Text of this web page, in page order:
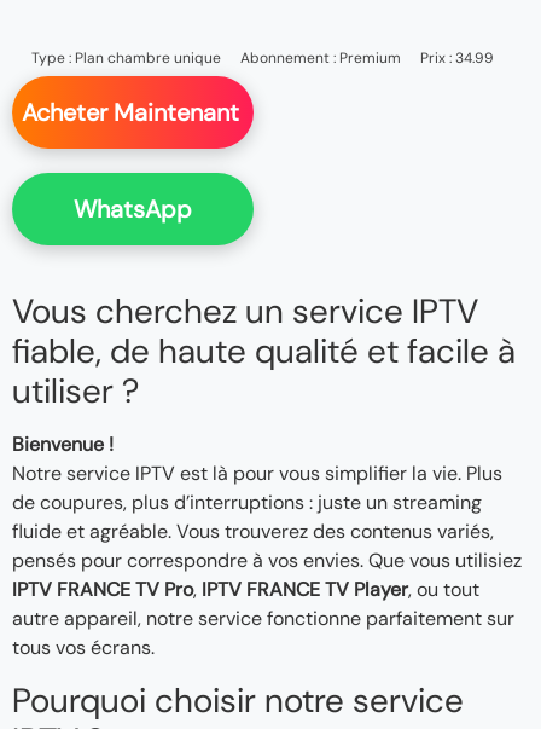
Type : Plan chambre unique Abonnement : Premium Prix : 34.99
Acheter Maintenant
WhatsApp
Vous cherchez un service IPTV
fiable, de haute qualité et facile à
utiliser ?
Bienvenue !
Notre service IPTV est là pour vous simplifier la vie. Plus
de coupures, plus d’interruptions : juste un streaming
fluide et agréable. Vous trouverez des contenus variés,
pensés pour correspondre à vos envies. Que vous utilisiez
IPTV FRANCE TV Pro, IPTV FRANCE TV Player, ou tout
autre appareil, notre service fonctionne parfaitement sur
tous vos écrans.
Pourquoi choisir notre service